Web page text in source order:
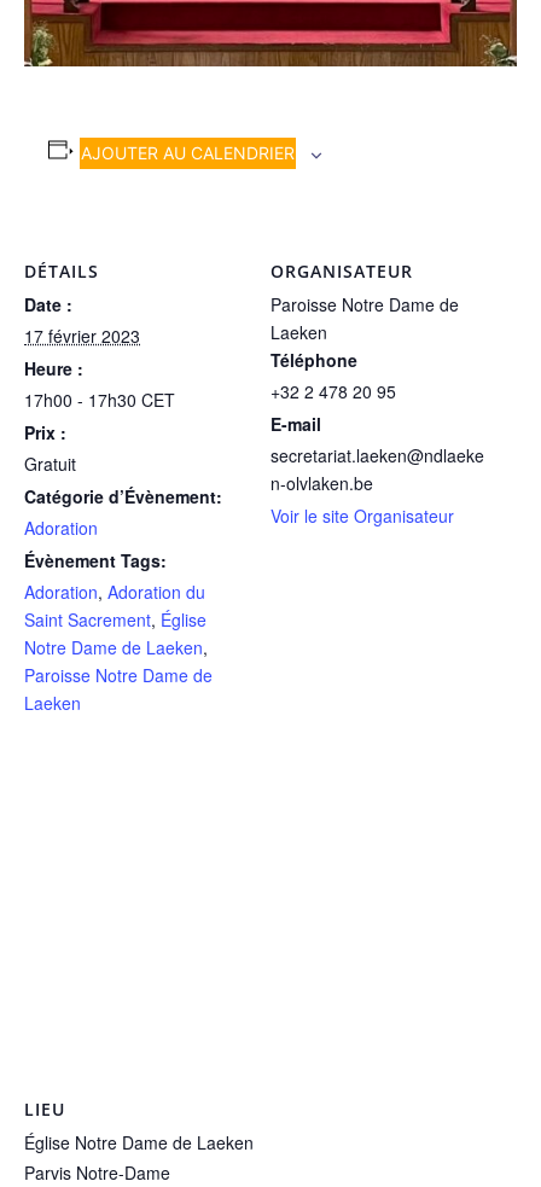
AJOUTER AU CALENDRIER
DÉTAILS
Date :
17 février 2023
Heure :
17h00 - 17h30 CET
Prix :
Gratuit
Catégorie d’Évènement:
Adoration
Évènement Tags:
Adoration, Adoration du
Saint Sacrement, Église
Notre Dame de Laeken,
Paroisse Notre Dame de
Laeken
ORGANISATEUR
Paroisse Notre Dame de
Laeken
Téléphone
+32 2 478 20 95
E-mail
secretariat.laeken@ndlaeke
n-olvlaken.be
Voir le site Organisateur
LIEU
Église Notre Dame de Laeken
Parvis Notre-Dame